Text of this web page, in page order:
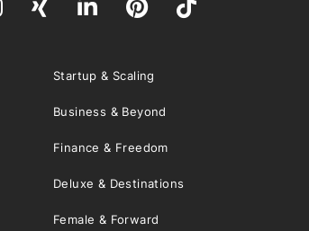
Startup & Scaling
Business & Beyond
Finance & Freedom
Deluxe & Destinations
Female & Forward